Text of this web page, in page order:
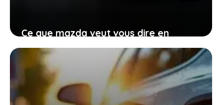
Ce que mazda veut vous dire en
renonçant provisoirement à
l’électrique total
27 janvier 2026